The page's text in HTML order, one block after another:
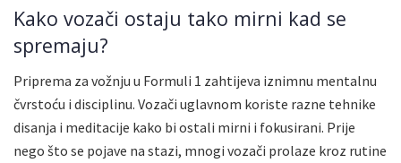
Kako vozači ostaju tako mirni kad se
spremaju?
Priprema za vožnju u Formuli 1 zahtijeva iznimnu mentalnu
čvrstoću i disciplinu. Vozači uglavnom koriste razne tehnike
disanja i meditacije kako bi ostali mirni i fokusirani. Prije
nego što se pojave na stazi, mnogi vozači prolaze kroz rutine